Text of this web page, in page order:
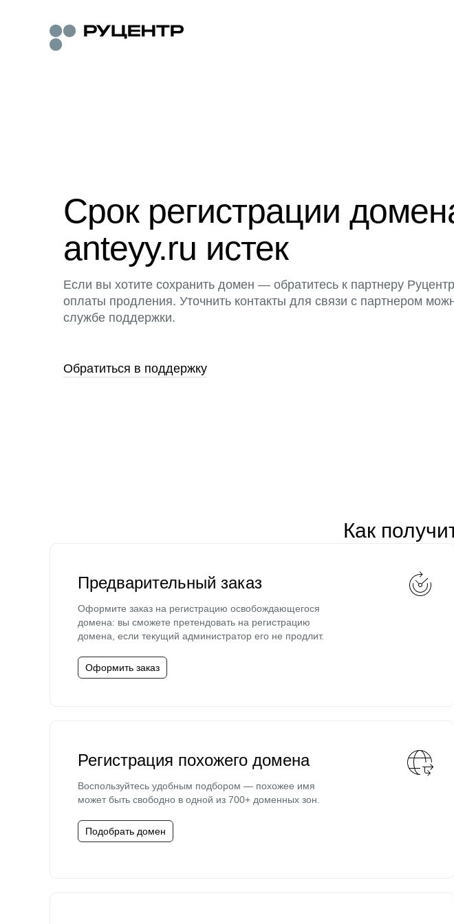
Срок регистрации
anteyy.ru истек
Если вы хотите сохранить домен — обратитесь к партнеру
оплаты продления. Уточнить контакты для связи с партнером
службе поддержки.
Обратиться в поддержку
Как
Предварительный заказ
Оформите заказ на регистрацию освобождающегося
домена: вы сможете претендовать на регистрацию
домена, если текущий администратор его не продлит.
Оформить заказ
Регистрация похожего домена
Воспользуйтесь удобным подбором — похожее имя
может быть свободно в одной из 700+ доменных зон.
Подобрать домен